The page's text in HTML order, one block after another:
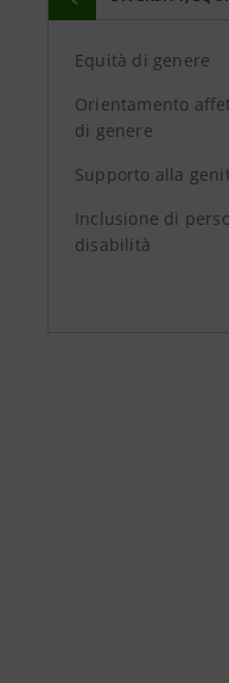
Equità di genere
Orientamento
di genere
Supporto alla
Inclusione di
disabilità